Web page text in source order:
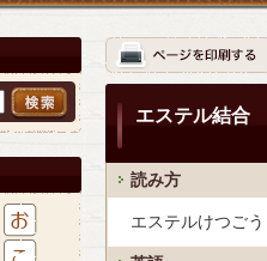
エステル結合
読み方
エステルけつごう